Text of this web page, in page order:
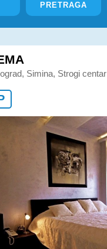
PRETRAGA
Simina, Strogi centar